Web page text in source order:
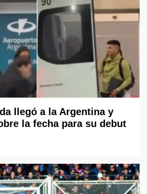
llegó a la Argentina y
la fecha para su debut